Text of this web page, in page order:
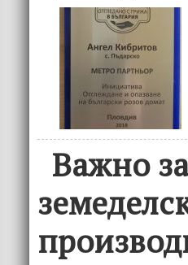
Важно за